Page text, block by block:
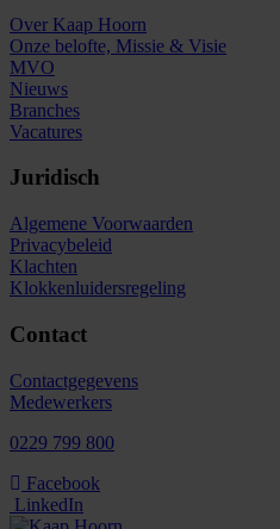
Over Kaap Hoorn
Onze belofte, Missie & Visie
MVO
Nieuws
Branches
Vacatures
Juridisch
Algemene Voorwaarden
Privacybeleid
Klachten
Klokkenluidersregeling
Contact
Contactgegevens
Medewerkers
0229 799 800
Facebook
LinkedIn